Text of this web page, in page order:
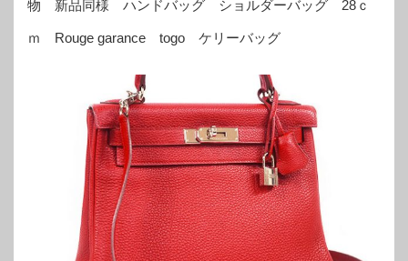
物 新品同様 ハンドバッグ ショルダーバッグ 28ｃ
ｍ Rouge garance togo ケリーバッグ